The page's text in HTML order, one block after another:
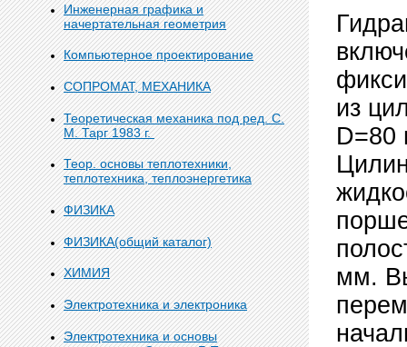
Инженерная графика и
начертательная геометрия
Компьютерное проектирование
СОПРОМАТ, МЕХАНИКА
Теоретическая механика под ред. С.
М. Тарг 1983 г.
Теор. основы теплотехники,
теплотехника, теплоэнергетика
ФИЗИКА
ФИЗИКА(общий каталог)
ХИМИЯ
Электротехника и электроника
Электротехника и основы
из
D=80
мм.